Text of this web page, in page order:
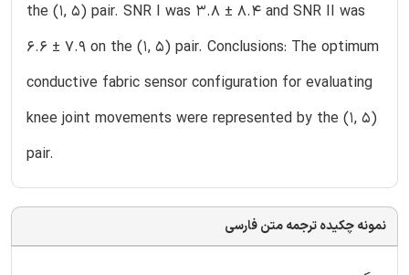
the (1, 5) pair. SNR I was 3.8 ± 8.4 and SNR II was
6.6 ± 7.9 on the (1, 5) pair. Conclusions: The optimum
conductive fabric sensor configuration for evaluating
knee joint movements were represented by the (1, 5)
pair.
نمونه چکیده ترجمه متن فارسی